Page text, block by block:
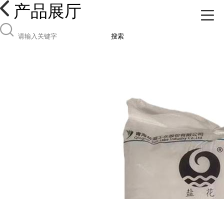
产品展厅
搜索